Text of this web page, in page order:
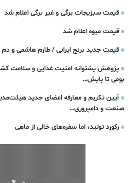
قیمت سبزیجات برگی و غیر برگی اعلام شد
قیمت میوه اعلام شد
قیمت جدید برنج ایرانی / طارم هاشمی و
پژوهش پشتوانه امنیت غذایی و سلامت
بومی تا پایش…
آیین تکریم و معارفه اعضای جدید
صنعت و دامپروری…
رکورد تولید، اما سفره‌های خالی از ماهی